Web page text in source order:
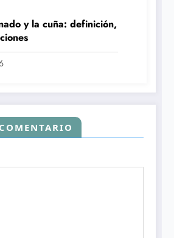
y la cuña: definición,